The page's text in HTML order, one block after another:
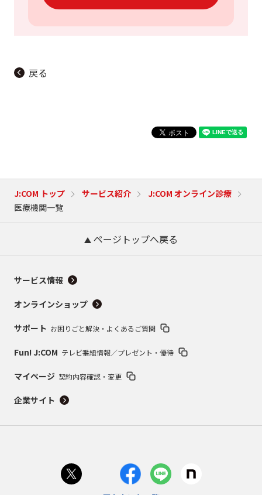
戻る
J:COM トップ サービス紹介
J:COM オンライン診療
医療機関一覧
ページトップへ戻る
サービス情報
オンラインショップ
サポート お困りごと解決・よくあるご質問
Fun! J:COM テレビ番組情報／プレゼント・優待
マイページ 契約内容確認・変更
企業サイト